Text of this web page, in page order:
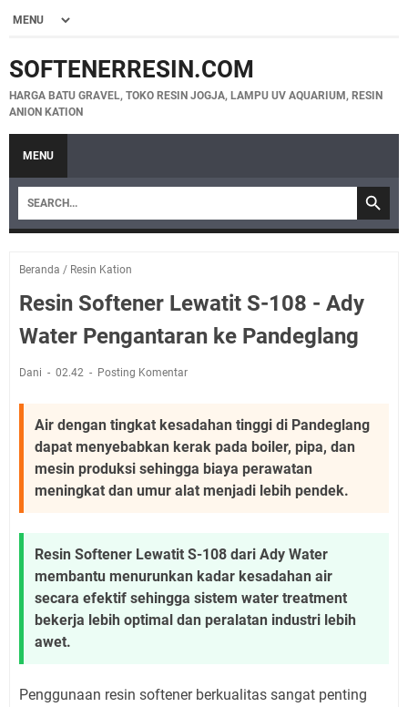
SOFTENERRESIN.COM
HARGA BATU GRAVEL, TOKO RESIN JOGJA, LAMPU UV AQUARIUM, RESIN
ANION KATION
MENU
Beranda / Resin Kation
Resin Softener Lewatit S-108 - Ady
Water Pengantaran ke Pandeglang
Dani 02.42 Posting Komentar
Air dengan tingkat kesadahan tinggi di Pandeglang
dapat menyebabkan kerak pada boiler, pipa, dan
mesin produksi sehingga biaya perawatan
meningkat dan umur alat menjadi lebih pendek.
Resin Softener Lewatit S-108 dari Ady Water
membantu menurunkan kadar kesadahan air
secara efektif sehingga sistem water treatment
bekerja lebih optimal dan peralatan industri lebih
awet.
Penggunaan resin softener berkualitas sangat penting